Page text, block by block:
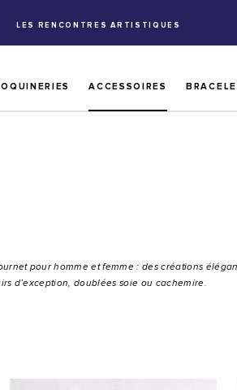
LES RENCONTRES ARTISTIQUES
ACCESSOIRES
pour homme et femme : des créations
d’exception, doublées soie ou cachemire.